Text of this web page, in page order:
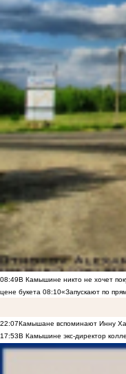
08:49В Камышине никто не хочет
цене букета 08:10«Запускают по
22:07Камышане вспоминают Инну
17:53В Камышине экс-директор